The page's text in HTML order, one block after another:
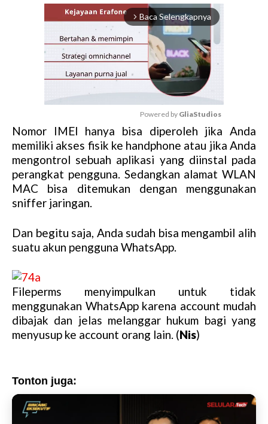
arrow_forward_ios Baca Selengkapnya
M
u
t
e
Powered by GliaStudios
Nomor IMEI hanya bisa diperoleh jika Anda
memiliki akses fisik ke handphone atau jika Anda
mengontrol sebuah aplikasi yang diinstal pada
perangkat pengguna. Sedangkan alamat WLAN
MAC bisa ditemukan dengan menggunakan
sniffer jaringan.
Dan begitu saja, Anda sudah bisa mengambil alih
suatu akun pengguna WhatsApp.
Fileperms menyimpulkan untuk tidak
menggunakan WhatsApp karena account mudah
dibajak dan jelas melanggar hukum bagi yang
menyusup ke account orang lain. (Nis)
Tonton juga: